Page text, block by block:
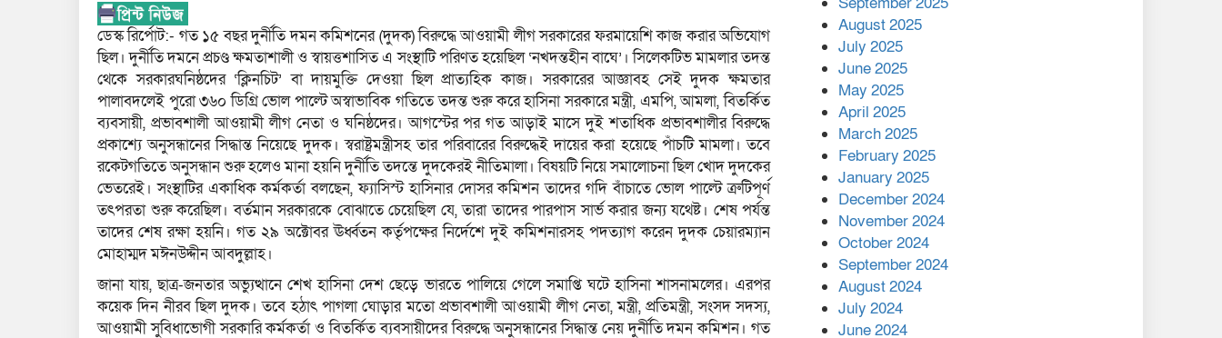
ডেস্ক রির্পোট:- গত ১৫ বছর দুর্নীতি দমন কমিশনের (দুদক) বিরুদ্ধে আওয়ামী লীগ সরকারের ফরমায়েশি কাজ করার অভিযোগ
ছিল। দুর্নীতি দমনে প্রচণ্ড ক্ষমতাশালী ও স্বায়ত্তশাসিত এ সংস্থাটি পরিণত হয়েছিল ‘নখদন্তহীন বাঘে’। সিলেকটিভ মামলার তদন্ত
থেকে সরকারঘনিষ্ঠদের ‘ক্লিনচিট’ বা দায়মুক্তি দেওয়া ছিল প্রাত্যহিক কাজ। সরকারের আজ্ঞাবহ সেই দুদক ক্ষমতার
পালাবদলেই পুরো ৩৬০ ডিগ্রি ভোল পাল্টে অস্বাভাবিক গতিতে তদন্ত শুরু করে হাসিনা সরকারে মন্ত্রী, এমপি, আমলা, বিতর্কিত
ব্যবসায়ী, প্রভাবশালী আওয়ামী লীগ নেতা ও ঘনিষ্ঠদের। আগস্টের পর গত আড়াই মাসে দুই শতাধিক প্রভাবশালীর বিরুদ্ধে
প্রকাশ্যে অনুসন্ধানের সিদ্ধান্ত নিয়েছে দুদক। স্বরাষ্ট্রমন্ত্রীসহ তার পরিবারের বিরুদ্ধেই দায়ের করা হয়েছে পাঁচটি মামলা। তবে
রকেটগতিতে অনুসন্ধান শুরু হলেও মানা হয়নি দুর্নীতি তদন্তে দুদকেরই নীতিমালা। বিষয়টি নিয়ে সমালোচনা ছিল খোদ দুদকের
ভেতরেই। সংস্থাটির একাধিক কর্মকর্তা বলছেন, ফ্যাসিস্ট হাসিনার দোসর কমিশন তাদের গদি বাঁচাতে ভোল পাল্টে ত্রুটিপূর্ণ
তৎপরতা শুরু করেছিল। বর্তমান সরকারকে বোঝাতে চেয়েছিল যে, তারা তাদের পারপাস সার্ভ করার জন্য যথেষ্ট। শেষ পর্যন্ত
তাদের শেষ রক্ষা হয়নি। গত ২৯ অক্টোবর ঊর্ধ্বতন কর্তৃপক্ষের নির্দেশে দুই কমিশনারসহ পদত্যাগ করেন দুদক চেয়ারম্যান
মোহাম্মদ মঈনউদ্দীন আবদুল্লাহ।
জানা যায়, ছাত্র-জনতার অভ্যুত্থানে শেখ হাসিনা দেশ ছেড়ে ভারতে পালিয়ে গেলে সমাপ্তি ঘটে হাসিনা শাসনামলের। এরপর
কয়েক দিন নীরব ছিল দুদক। তবে হঠাৎ পাগলা ঘোড়ার মতো প্রভাবশালী আওয়ামী লীগ নেতা, মন্ত্রী, প্রতিমন্ত্রী, সংসদ সদস্য,
আওয়ামী সুবিধাভোগী সরকারি কর্মকর্তা ও বিতর্কিত ব্যবসায়ীদের বিরুদ্ধে অনুসন্ধানের সিদ্ধান্ত নেয় দুর্নীতি দমন কমিশন। গত
রহমানের,গ্যাস সঙ্কট
মোকাবিলায় সহায়তার আশ্বাস
এক বিলিয়ন ডলার বিনিয়োগ
হবে আনোয়ারায়
বান্দরবানে বন্যায় ক্ষতিগ্রস্তদের
মাঝে সহায়তা দিলেন সাচিং প্রু
জেরী
August 2025
July 2025
June 2025
May 2025
April 2025
March 2025
February 2025
January 2025
December 2024
November 2024
October 2024
September 2024
August 2024
July 2024
June 2024